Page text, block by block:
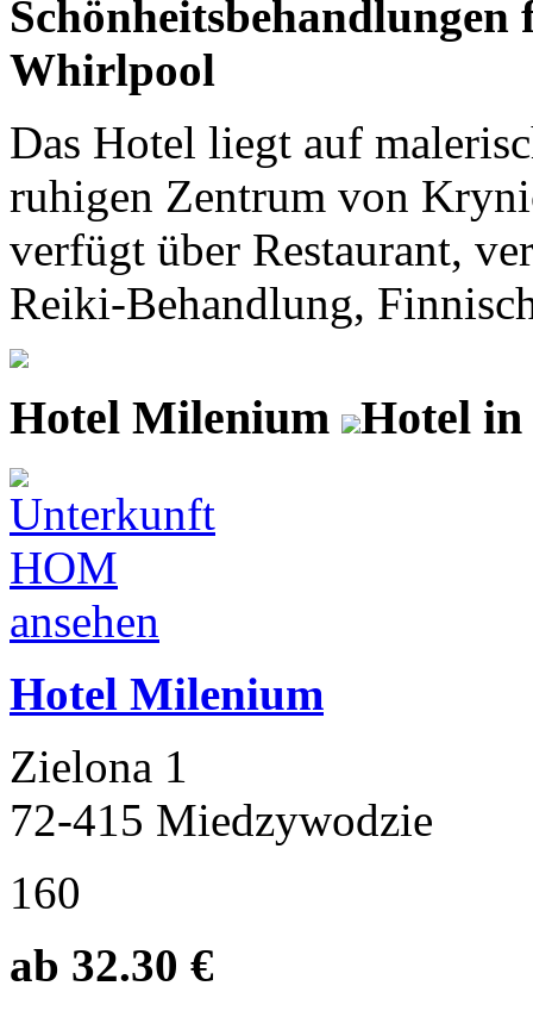
Whirlpool
Das Hotel liegt auf
ruhigen Zentrum von
verfügt über Restaurant,
Reiki-Behandlung,
Hotel Milenium Hotel in
Hotel Milenium
Zielona 1
72-415 Miedzywodzie
160
ab 32.30 €